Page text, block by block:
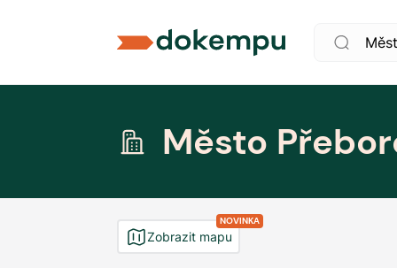
Město
NOVINKA
Zobrazit mapu